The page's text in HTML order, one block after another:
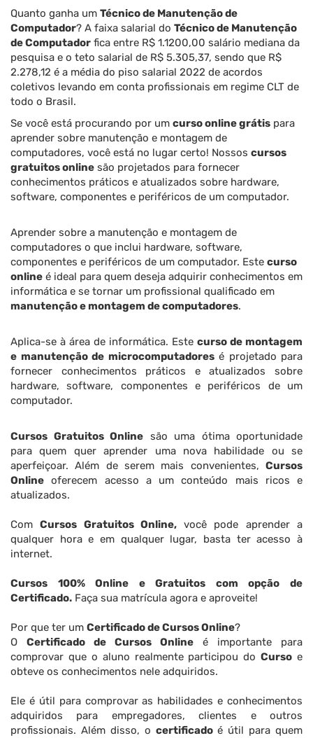
Quanto ganha um Técnico de Manutenção de
Computador? A faixa salarial do Técnico de Manutenção
de Computador fica entre R$ 1.1200,00 salário mediana da
pesquisa e o teto salarial de R$ 5.305,37, sendo que R$
2.278,12 é a média do piso salarial 2022 de acordos
coletivos levando em conta profissionais em regime CLT de
todo o Brasil.
Se você está procurando por um curso online grátis para
aprender sobre manutenção e montagem de
computadores, você está no lugar certo! Nossos cursos
gratuitos online são projetados para fornecer
conhecimentos práticos e atualizados sobre hardware,
software, componentes e periféricos de um computador.
Aprender sobre a manutenção e montagem de
computadores o que inclui hardware, software,
componentes e periféricos de um computador. Este curso
online é ideal para quem deseja adquirir conhecimentos em
informática e se tornar um profissional qualificado em
manutenção e montagem de computadores.
Aplica-se à área de informática. Este curso de montagem
e manutenção de microcomputadoresé projetado para
fornecer conhecimentos práticos e atualizados sobre
hardware, software, componentes e periféricos de um
computador.
Cursos Gratuitos Online são uma ótima oportunidade
para quem quer aprender uma nova habilidade ou se
aperfeiçoar. Além de serem mais convenientes, Cursos
Online oferecem acesso a um conteúdo mais ricos e
atualizados.
ComCursos Gratuitos Online,você pode aprender a
qualquer hora e em qualquer lugar, basta ter acesso à
internet.
Cursos 100% Online e Gratuitos com opção de
Certificado. Faça sua matrícula agora e aproveite!
Por que ter um Certificado de Cursos Online?
O Certificado de Cursos Online é importante para
comprovar que o aluno realmente participou doCurso e
obteve os conhecimentos nele adquiridos.
Ele é útil para comprovar as habilidades e conhecimentos
adquiridos para empregadores, clientes e outros
profissionais. Além disso, o certificadoé útil para quem